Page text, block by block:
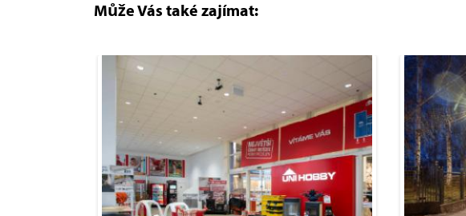
Může Vás také zajímat: